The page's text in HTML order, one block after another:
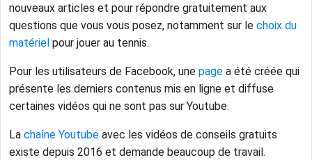
nouveaux articles et pour répondre gratuitement aux
questions que vous vous posez, notamment sur le choix du
matériel pour jouer au tennis.
Pour les utilisateurs de Facebook, une page a été créée qui
présente les derniers contenus mis en ligne et diffuse
certaines vidéos qui ne sont pas sur Youtube.
La chaîne Youtube avec les vidéos de conseils gratuits
existe depuis 2016 et demande beaucoup de travail.